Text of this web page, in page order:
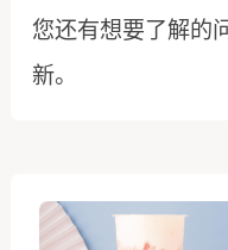
您还有想要了解的
新。